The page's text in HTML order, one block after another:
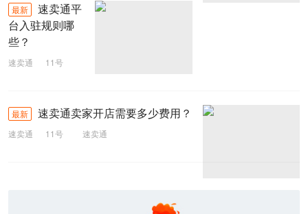
最新
速卖通平
台入驻规则哪
些？
速卖通
11号
最新 速卖通卖家开店需要多少费用？
速卖通 11号 速卖通